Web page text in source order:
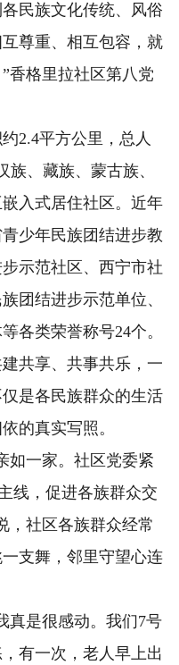
民族文化传统、风俗
尊重、相互包容，就
香格里拉社区第八党
2.4平方公里，总人
族、藏族、蒙古族、
入式居住社区。近年
少年民族团结进步教
示范社区、西宁市社
团结进步示范单位、
各类荣誉称号24个。
共享、共事共乐，一
是各民族群众的生活
的真实写照。
一家。社区党委紧
线，促进各族群众交
，社区各族群众经常
支舞，邻里守望心连
是很感动。我们7号
有一次，老人早上出